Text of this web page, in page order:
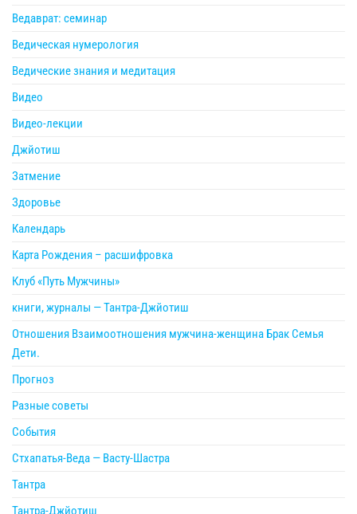
Ведаврат: семинар
Ведическая нумерология
Ведические знания и медитация
Видео
Видео-лекции
Джйотиш
Затмение
Здоровье
Календарь
Карта Рождения – расшифровка
Клуб «Путь Мужчины»
книги, журналы — Тантра-Джйотиш
Отношения Взаимоотношения мужчина-женщина Брак Семья
Дети.
Прогноз
Разные советы
События
Стхапатья-Веда — Васту-Шастра
Тантра
Тантра-Джйотиш